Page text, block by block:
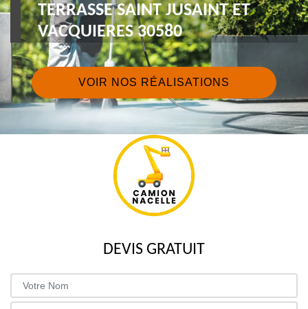
TERRASSE SAINT JUSAINT ET
VACQUIERES 30580
VOIR NOS RÉALISATIONS
DEVIS GRATUIT